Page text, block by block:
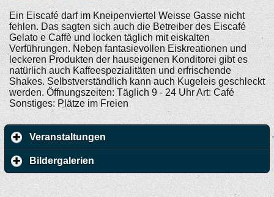
Ein Eiscafé darf im Kneipenviertel Weisse Gasse nicht
fehlen. Das sagten sich auch die Betreiber des Eiscafé
Gelato e Caffè und locken täglich mit eiskalten
Verführungen. Neben fantasievollen Eiskreationen und
leckeren Produkten der hauseigenen Konditorei gibt es
natürlich auch Kaffeespezialitäten und erfrischende
Shakes. Selbstverständlich kann auch Kugeleis geschleckt
werden. Öffnungszeiten: Täglich 9 - 24 Uhr Art: Café
Sonstiges: Plätze im Freien
Veranstaltungen
Bildergalerien